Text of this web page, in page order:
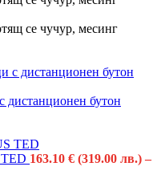
дистанционен бутон
163.10 € (319.00 лв.) –